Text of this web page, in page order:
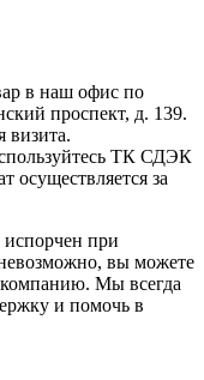
в наш офис по
проспект, д. 139.
визита.
ТК СДЭК
за
при
вы можете
компанию. Мы всегда
и помочь в